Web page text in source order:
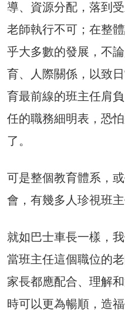
導、資源分配，落到
老師執行不可；在整
乎大多數的發展，不
育、人際關係，以致
育最前線的班主任肩
任的職務細明表，恐
了。
可是整個教育體系，
會，有幾多人珍視班
就如巴士車長一樣，
當班主任這個職位的
家長都應配合、理解
時可以更為暢順，造福